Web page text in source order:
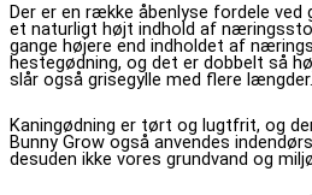
Der er en række åbenlyse fordele ved
et naturligt højt indhold af
gange højere end indholdet af
hestegødning, og det er dobbelt så
slår også grisegylle med flere længder.
Kaningødning er tørt og lugtfrit, og
Bunny Grow også anvendes
desuden ikke vores grundvand og